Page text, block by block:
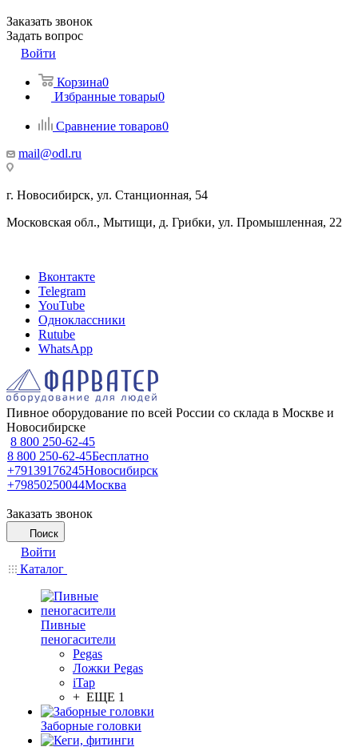
Заказать звонок
Задать вопрос
Войти
Корзина0
Избранные товары0
Сравнение товаров0
mail@odl.ru
г. Новосибирск, ул. Станционная, 54
Московская обл., Мытищи, д. Грибки, ул. Промышленная, 22
Вконтакте
Telegram
YouTube
Одноклассники
Rutube
WhatsApp
Пивное оборудование по всей России со склада в Москве и
Новосибирске
8 800 250-62-45
8 800 250-62-45Бесплатно
+79139176245Новосибирск
+79850250044Москва
Заказать звонок
Поиск
Войти
Каталог
Пивные
пеногасители
Pegas
Ложки Pegas
iTap
+ ЕЩЕ 1
Заборные головки